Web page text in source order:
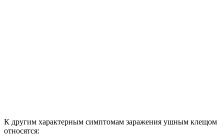
К другим характерным симптомам заражения ушным клещом
относятся: